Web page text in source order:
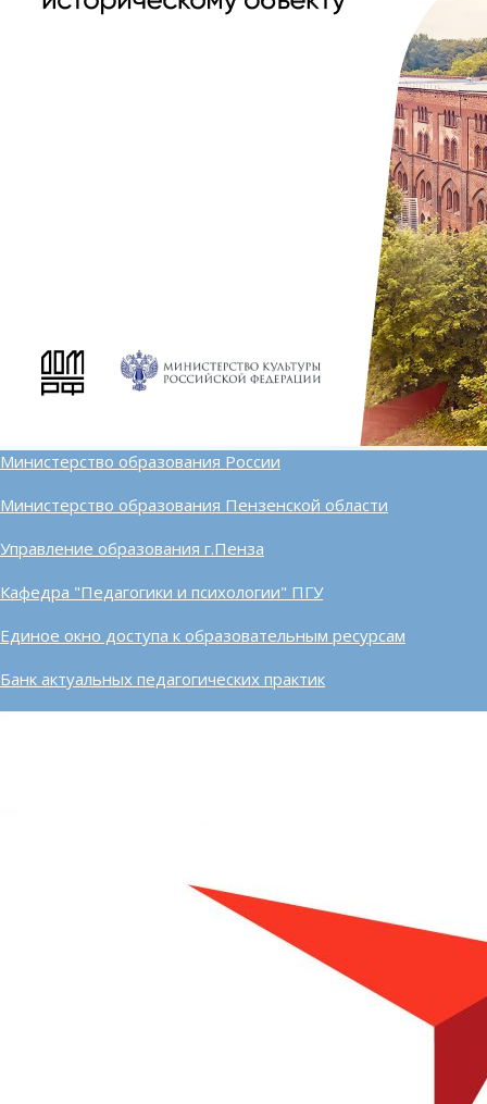
Министерство образования России
Министерство образования Пензенской области
Управление образования г.Пенза
Кафедра "Педагогики и психологии" ПГУ
Единое окно доступа к образовательным ресурсам
Банк актуальных педагогических практик